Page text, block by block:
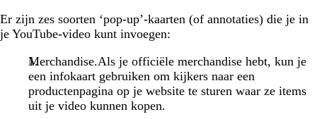
Er zijn zes soorten ‘pop-up’-kaarten (of annotaties) die je in
je YouTube-video kunt invoegen:
Merchandise.Als je officiële merchandise hebt, kun je
een infokaart gebruiken om kijkers naar een
productenpagina op je website te sturen waar ze items
uit je video kunnen kopen.